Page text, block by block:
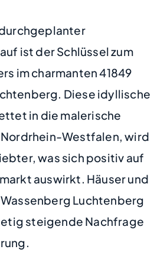
ist der Schlüssel zum
im charmanten 41849
Diese idyllische
in die malerische
Westfalen, wird
was sich positiv auf
auswirkt. Häuser und
Luchtenberg
steigende Nachfrage